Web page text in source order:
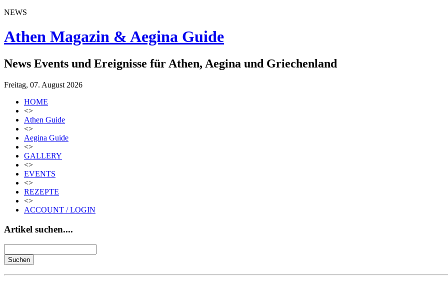
NEWS
Athen Magazin & Aegina Guide
News Events und Ereignisse für Athen, Aegina und Griechenland
Freitag, 07. August 2026
HOME
<>
Athen Guide
<>
Aegina Guide
<>
GALLERY
<>
EVENTS
<>
REZEPTE
<>
ACCOUNT / LOGIN
Artikel suchen....